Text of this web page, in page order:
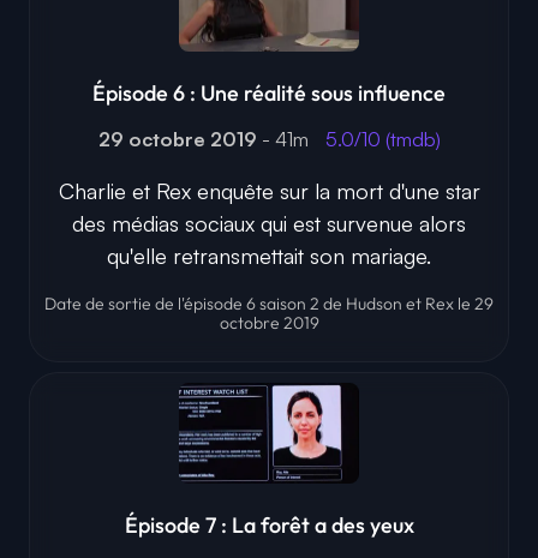
Épisode 6 : Une réalité sous influence
29 octobre 2019 - 41m 5.0/10 (tmdb)
Charlie et Rex enquête sur la mort d'une star
des médias sociaux qui est survenue alors
qu'elle retransmettait son mariage.
Date de sortie de l'épisode 6 saison 2 de Hudson et Rex le 29
octobre 2019
Épisode 7 : La forêt a des yeux